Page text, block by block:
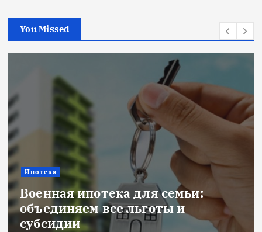
а
п
и
с
е
й
You Missed
Ипотека
Военная ипотека для семьи:
объединяем все льготы и
субсидии